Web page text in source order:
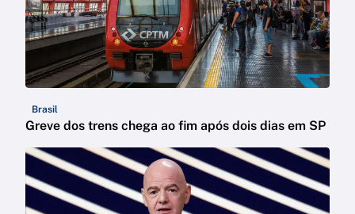
Brasil
Greve dos trens chega ao fim após dois dias em SP